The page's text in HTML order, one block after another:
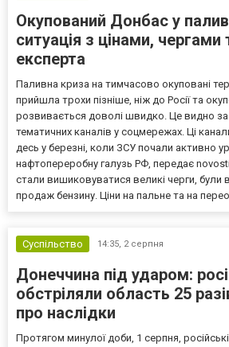
Окупований Донбас у
ситуація з цінами, чергами
експерта
Паливна криза на тимчасово окуповані
прийшла трохи пізніше, ніж до Росії та
розвивається доволі швидко. Це видно
тематичних каналів у соцмережах. Ці
десь у березні, коли ЗСУ почали активно
нафтопереробну галузь РФ, передає
стали вишиковуватися великі черги, були
продаж бензину. Ціни на пальне та на
Суспільство 14:35, 2 серпня
Донеччина під ударом:
обстріляли область 25
про наслідки
Протягом минулої доби, 1 серпня,